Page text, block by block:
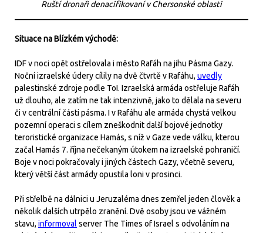
Ruští dronaři denacifikovaní v Chersonské oblasti
Situace na Blízkém východě:
IDF v noci opět ostřelovala i město Rafáh na jihu Pásma Gazy.
Noční izraelské údery cílily na dvě čtvrtě v Rafáhu, uvedly
palestinské zdroje podle ToI. Izraelská armáda ostřeluje Rafáh
už dlouho, ale zatím ne tak intenzivně, jako to dělala na severu
či v centrální části pásma. I v Rafáhu ale armáda chystá velkou
pozemní operaci s cílem zneškodnit další bojové jednotky
teroristické organizace Hamás, s níž v Gaze vede válku, kterou
začal Hamás 7. října nečekaným útokem na izraelské pohraničí.
Boje v noci pokračovaly i jiných částech Gazy, včetně severu,
který větší část armády opustila loni v prosinci.
Při střelbě na dálnici u Jeruzaléma dnes zemřel jeden člověk a
několik dalších utrpělo zranění. Dvě osoby jsou ve vážném
stavu, informoval server The Times of Israel s odvoláním na